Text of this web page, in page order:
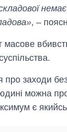
, –
масове
заходи
можна
є